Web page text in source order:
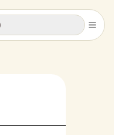
キャンセル
キャンセル